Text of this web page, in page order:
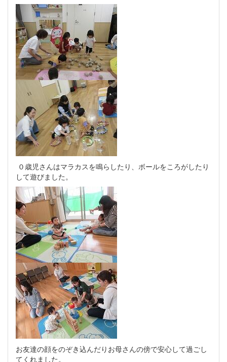
０歳児さんはマラカスを鳴らしたり、ボールをころがしたり
して遊びました。
お友達の顔をのぞき込んだりお母さんの傍で安心して過ごし
てくれました。